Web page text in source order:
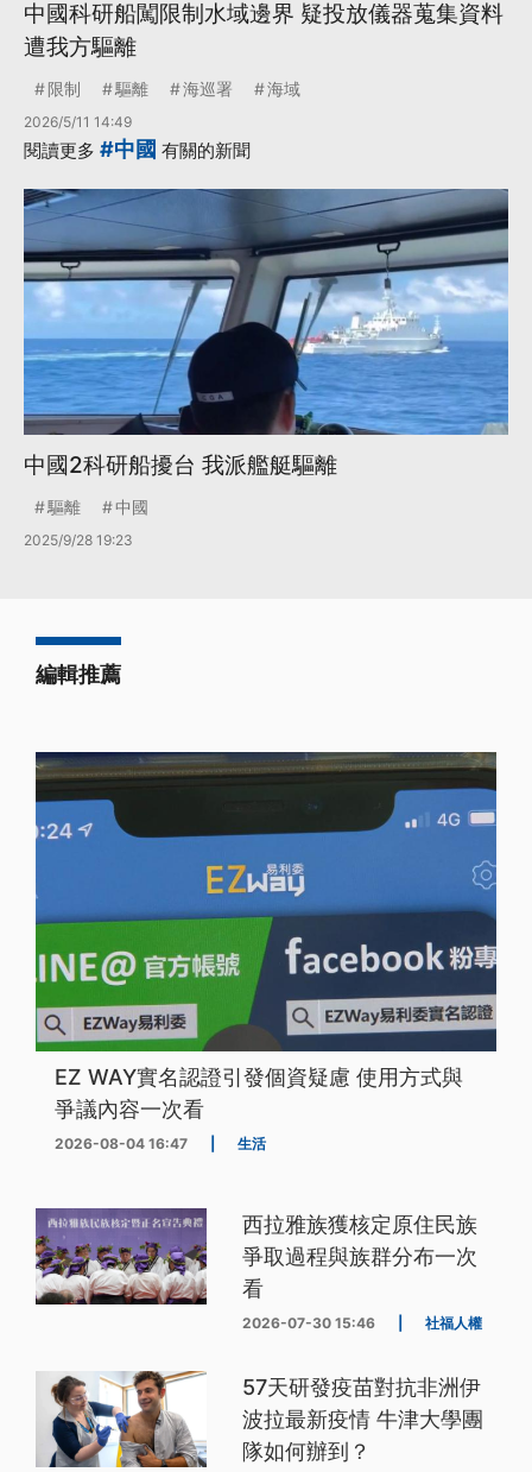
中國科研船闖限制水域邊界 疑投放儀器蒐集資料
遭我方驅離
限制 驅離 海巡署 海域
2026/5/11 14:49
閱讀更多 #中國 有關的新聞
中國2科研船擾台 我派艦艇驅離
驅離 中國
2025/9/28 19:23
編輯推薦
EZ WAY實名認證引發個資疑慮 使用方式與
爭議內容一次看
2026-08-04 16:47 生活
西拉雅族獲核定原住民族
爭取過程與族群分布一次
看
2026-07-30 15:46 社福人權
57天研發疫苗對抗非洲伊
波拉最新疫情 牛津大學團
隊如何辦到？